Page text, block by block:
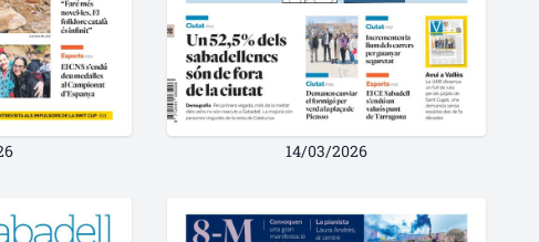
14/03/2026